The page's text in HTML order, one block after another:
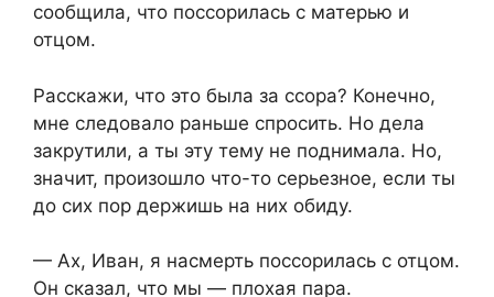
сообщила, что поссорилась с матерью и
отцом.​
​Расскажи, что это была за ссора? Конечно,
мне следовало раньше спросить. Но дела
закрутили, а ты эту тему не поднимала. Но,
значит, произошло что-то серьезное, если ты
до сих пор держишь на них обиду.​
​— Ах, Иван, я насмерть поссорилась с отцом.
Он сказал, что мы — плохая пара.